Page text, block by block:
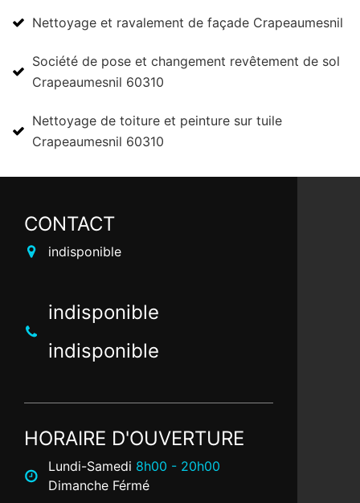
Nettoyage et ravalement de façade Crapeaumesnil
Société de pose et changement revêtement de sol
Crapeaumesnil 60310
Nettoyage de toiture et peinture sur tuile
Crapeaumesnil 60310
CONTACT
indisponible
indisponible
indisponible
HORAIRE D'OUVERTURE
Lundi-Samedi 8h00 - 20h00
Dimanche Férmé